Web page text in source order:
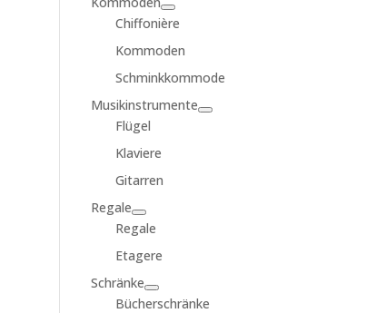
Chiffonière
Kommoden
Schminkkommode
Musikinstrumente
Flügel
Klaviere
Gitarren
Regale
Regale
Etagere
Schränke
Bücherschränke